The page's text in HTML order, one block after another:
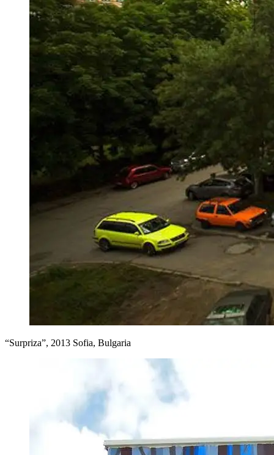
“Surpriza”, 2013 Sofia, Bulgaria